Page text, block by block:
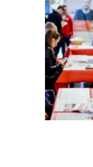
Ta sekcja